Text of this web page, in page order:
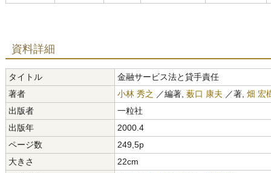
資料詳細
タイトル
金融サービス法と貸手責任
著者
小林 秀之 ／編著, 薮口 康夫 ／著, 畑 宏
出版者
一粒社
出版年
2000.4
ページ数
249,5p
大きさ
22cm